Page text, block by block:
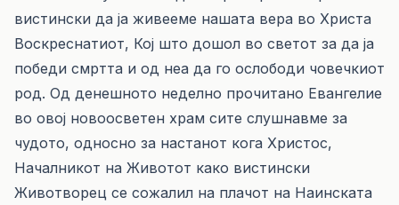
вистински да ја живееме нашата вера во Христа
Воскреснатиот, Кој што дошол во светот за да ја
победи смртта и од неа да го ослободи човечкиот
род. Од денешното неделно прочитано Евангелие
во овој новоосветен храм сите слушнавме за
чудото, односно за настанот кога Христос,
Началникот на Животот како вистински
Животворец се сожалил на плачот на Наинската